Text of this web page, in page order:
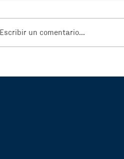
puentes entre la innovación e
Escribir un comentario...